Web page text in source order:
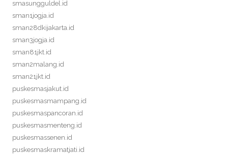
smasungguldel.id
sman1jogja.id
sman28dkijakarta.id
sman3jogja.id
sman81jkt.id
sman2malang.id
sman21jkt.id
puskesmasjakut.id
puskesmasmampang.id
puskesmaspancoran.id
puskesmasmenteng.id
puskesmassenen.id
puskesmaskramatjati.id